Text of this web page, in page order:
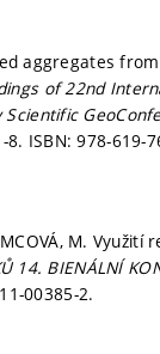
aggregates
of 22nd
8. ISBN: 978-619-
M.
14. BIENÁLNÍ
00385-2.